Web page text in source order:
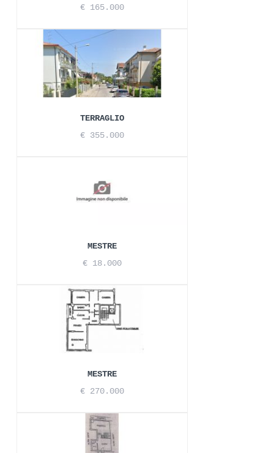
€ 165.000
TERRAGLIO
€ 355.000
MESTRE
€ 18.000
MESTRE
€ 270.000